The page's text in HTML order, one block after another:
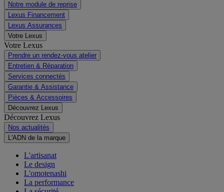
Notre module de reprise
Lexus Financement
Lexus Assurances
Votre Lexus
Votre Lexus
Prendre un rendez-vous atelier
Entretien & Réparation
Services connectés
Garantie & Assistance
Pièces & Accessoires
Découvrez Lexus
Découvrez Lexus
Nos actualités
L'ADN de la marque
L'artisanat
Le design
L'omotenashi
La performance